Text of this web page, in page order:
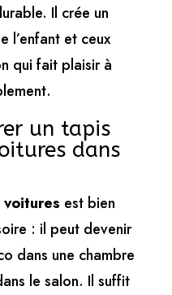
Il crée un
l’enfant et ceux
qui fait plaisir à
un tapis
dans
est bien
: il peut devenir
dans une chambre
le salon. Il suffit